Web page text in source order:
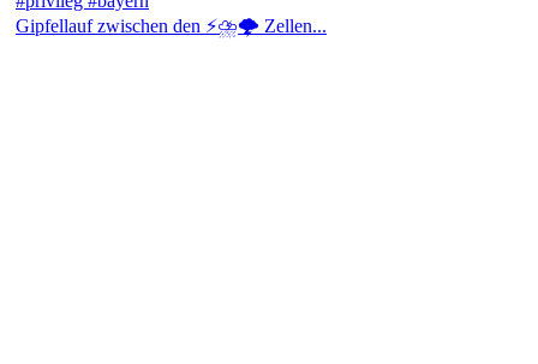
Gipfellauf zwischen den ⚡⛈️🌩️ Zellen...